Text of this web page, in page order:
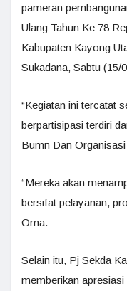
pameran
Ulang Tahun Ke 78
Kabupaten Kayong
Sukadana, Sabtu (15/
“Kegiatan ini tercatat
berpartisipasi terdiri
Bumn Dan
“Mereka akan
bersifat pelayanan,
Oma.
Selain itu, Pj Sekda
memberikan